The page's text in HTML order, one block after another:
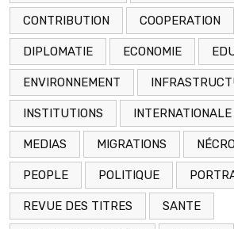
CONTRIBUTION COOPERATION
DIPLOMATIE ECONOMIE
ENVIRONNEMENT
INSTITUTIONS INTERNATIONALE
MEDIAS MIGRATIONS
PEOPLE POLITIQUE
REVUE DES TITRES SANTE